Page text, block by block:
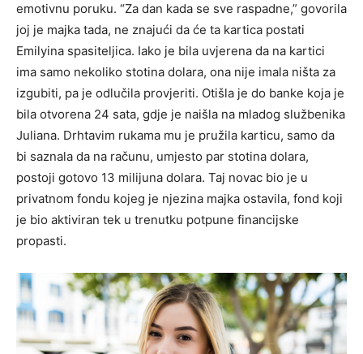
emotivnu poruku. “Za dan kada se sve raspadne,” govorila
joj je majka tada, ne znajući da će ta kartica postati
Emilyina spasiteljica. Iako je bila uvjerena da na kartici
ima samo nekoliko stotina dolara, ona nije imala ništa za
izgubiti, pa je odlučila provjeriti. Otišla je do banke koja je
bila otvorena 24 sata, gdje je naišla na mladog službenika
Juliana. Drhtavim rukama mu je pružila karticu, samo da
bi saznala da na računu, umjesto par stotina dolara,
postoji gotovo 13 milijuna dolara. Taj novac bio je u
privatnom fondu kojeg je njezina majka ostavila, fond koji
je bio aktiviran tek u trenutku potpune financijske
propasti.